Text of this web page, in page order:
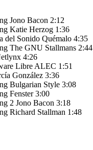
Jono Bacon 2:12
Katie Herzog 1:36
del Sonido Quémalo 4:35
The GNU Stallmans 2:44
4:26
Libre ALEC 1:51
González 3:36
Bulgarian Style 3:08
Fenster 3:00
2 Jono Bacon 3:18
Richard Stallman 1:48